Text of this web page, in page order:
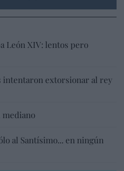
León XIV: lentos pero
intentaron extorsionar al rey
mediano
al Santísimo... en ningún